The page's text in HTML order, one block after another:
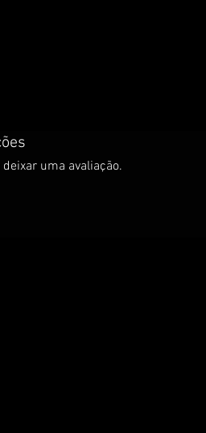
uma avaliação.